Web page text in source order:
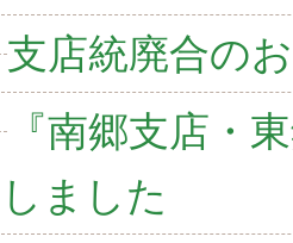
支店統廃合の
『南郷支店・
しました